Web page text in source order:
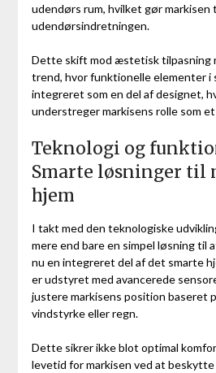
udendørs rum, hvilket gør markisen
udendørsindretningen.
Dette skift mod æstetisk tilpasning
trend, hvor funktionelle elementer i
integreret som en del af designet,
understreger markisens rolle som
Teknologi og
Smarte løsninger til
hjem
I takt med den teknologiske
mere end bare en simpel løsning til
nu en integreret del af det smarte
er udstyret med avancerede
justere markisens position baseret
vindstyrke eller regn.
Dette sikrer ikke blot optimal
levetid for markisen ved at